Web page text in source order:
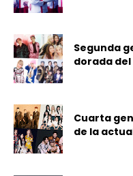
Segunda
dorada del
Cuarta
de la